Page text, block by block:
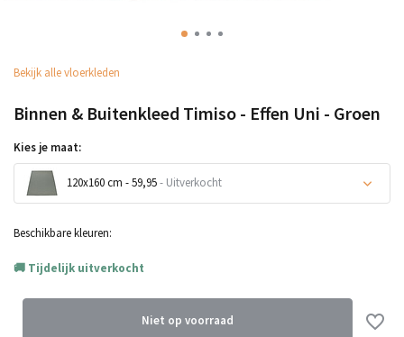
Bekijk alle vloerkleden
Binnen & Buitenkleed Timiso - Effen Uni - Groen
Kies je maat:
120x160 cm - 59,95- Uitverkocht
Uitverkocht
Beschikbare kleuren:
Tijdelijk uitverkocht
Niet op voorraad